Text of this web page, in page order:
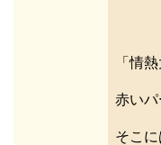
「情
赤いパ
そこに